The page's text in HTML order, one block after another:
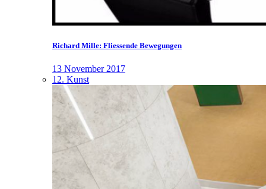
Richard Mille: Fliessende Bewegungen
13 November 2017
12. Kunst